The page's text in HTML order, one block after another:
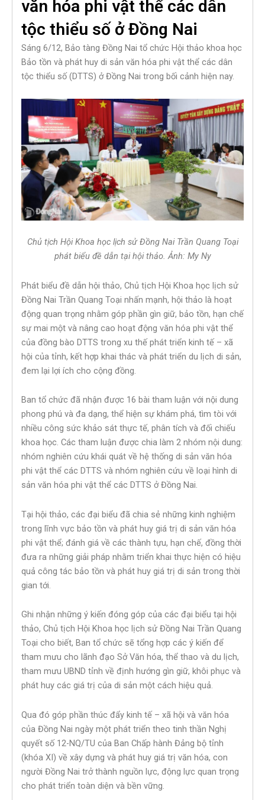
văn hóa phi vật thể các dân
tộc thiểu số ở Đồng Nai
Sáng 6/12, Bảo tàng Đồng Nai tổ chức Hội thảo khoa học
Bảo tồn và phát huy di sản văn hóa phi vật thể các dân
tộc thiểu số (DTTS) ở Đồng Nai trong bối cảnh hiện nay.
Chủ tịch Hội Khoa học lịch sử Đồng Nai Trần Quang Toại
phát biểu đề dẫn tại hội thảo. Ảnh: My Ny
Phát biểu đề dẫn hội thảo, Chủ tịch Hội Khoa học lịch sử
Đồng Nai Trần Quang Toại nhấn mạnh, hội thảo là hoạt
động quan trọng nhằm góp phần gìn giữ, bảo tồn, hạn chế
sự mai một và nâng cao hoạt động văn hóa phi vật thể
của đồng bào DTTS trong xu thế phát triển kinh tế – xã
hội của tỉnh, kết hợp khai thác và phát triển du lịch di sản,
đem lại lợi ích cho cộng đồng.
Ban tổ chức đã nhận được 16 bài tham luận với nội dung
phong phú và đa dạng, thể hiện sự khám phá, tìm tòi với
nhiều công sức khảo sát thực tế, phân tích và đối chiếu
khoa học. Các tham luận được chia làm 2 nhóm nội dung:
nhóm nghiên cứu khái quát về hệ thống di sản văn hóa
phi vật thể các DTTS và nhóm nghiên cứu về loại hình di
sản văn hóa phi vật thể các DTTS ở Đồng Nai.
Tại hội thảo, các đại biểu đã chia sẻ những kinh nghiệm
trong lĩnh vực bảo tồn và phát huy giá trị di sản văn hóa
phi vật thể; đánh giá về các thành tựu, hạn chế, đồng thời
đưa ra những giải pháp nhằm triển khai thực hiện có hiệu
quả công tác bảo tồn và phát huy giá trị di sản trong thời
gian tới.
Ghi nhận những ý kiến đóng góp của các đại biểu tại hội
thảo, Chủ tịch Hội Khoa học lịch sử Đồng Nai Trần Quang
Toại cho biết, Ban tổ chức sẽ tổng hợp các ý kiến để
tham mưu cho lãnh đạo Sở Văn hóa, thể thao và du lịch,
tham mưu UBND tỉnh về định hướng gìn giữ, khôi phục và
phát huy các giá trị của di sản một cách hiệu quả.
Qua đó góp phần thúc đẩy kinh tế – xã hội và văn hóa
của Đồng Nai ngày một phát triển theo tinh thần Nghị
quyết số 12-NQ/TU của Ban Chấp hành Đảng bộ tỉnh
(khóa XI) về xây dựng và phát huy giá trị văn hóa, con
người Đồng Nai trở thành nguồn lực, động lực quan trọng
cho phát triển toàn diện và bền vững.